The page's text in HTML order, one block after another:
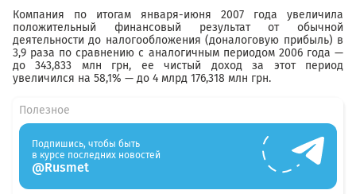
Компания по итогам января-июня 2007 года увеличила
положительный финансовый результат от обычной
деятельности до налогообложения (доналоговую прибыль) в
3,9 раза по сравнению с аналогичным периодом 2006 года —
до 343,833 млн грн, ее чистый доход за этот период
увеличился на 58,1% — до 4 млрд 176,318 млн грн.
Полезное
Подпишись, чтобы быть
в курсе последних новостей
@Rusmet